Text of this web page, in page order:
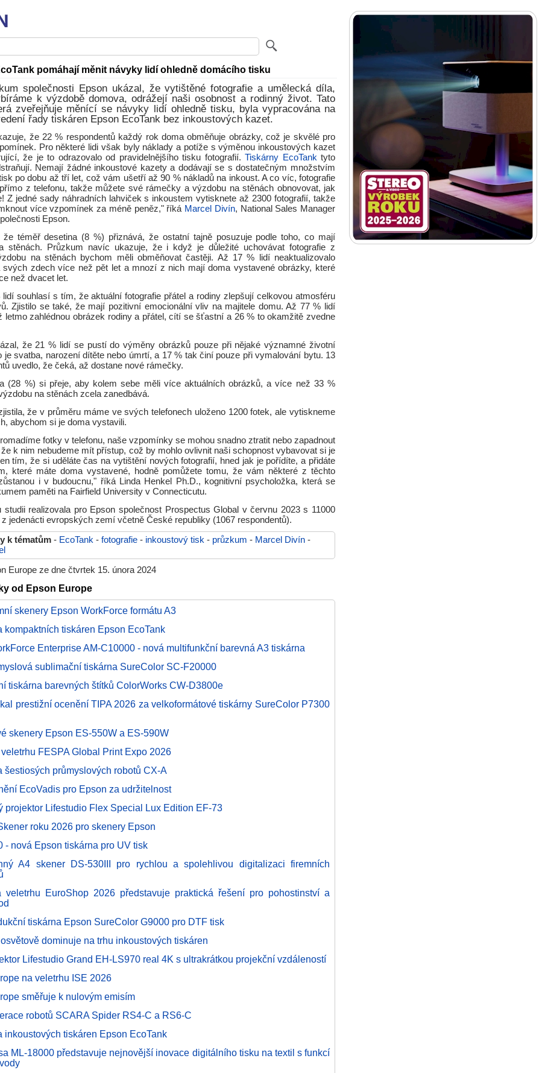
pomáhají měnit návyky lidí ohledně domácího tisku
společnosti Epson ukázal, že vytištěné fotografie a umělecká díla,
k výzdobě domova, odrážejí naši osobnost a rodinný život. Tato
zveřejňuje měnící se návyky lidí ohledně tisku, byla vypracována na
řady tiskáren Epson EcoTank bez inkoustových kazet.
že 22 % respondentů každý rok doma obměňuje obrázky, což je skvělé pro
Pro některé lidi však byly náklady a potíže s výměnou inkoustových kazet
že je to odrazovalo od pravidelnějšího tisku fotografií. Tiskárny EcoTank tyto
Nemají žádné inkoustové kazety a dodávají se s dostatečným množstvím
po dobu až tří let, což vám ušetří až 90 % nákladů na inkoust. A co víc, fotografie
z telefonu, takže můžete své rámečky a výzdobu na stěnách obnovovat, jak
Z jedné sady náhradních lahviček s inkoustem vytisknete až 2300 fotografií, takže
více vzpomínek za méně peněz," říká Marcel Divín, National Sales Manager
Epson.
že téměř desetina (8 %) přiznává, že ostatní tajně posuzuje podle toho, co mají
stěnách. Průzkum navíc ukazuje, že i když je důležité uchovávat fotografie z
na stěnách bychom měli obměňovat častěji. Až 17 % lidí neaktualizovalo
svých zdech více než pět let a mnozí z nich mají doma vystavené obrázky, které
než dvacet let.
lidí souhlasí s tím, že aktuální fotografie přátel a rodiny zlepšují celkovou atmosféru
Zjistilo se také, že mají pozitivní emocionální vliv na majitele domu. Až 77 % lidí
letmo zahlédnou obrázek rodiny a přátel, cítí se šťastní a 26 % to okamžitě zvedne
že 21 % lidí se pustí do výměny obrázků pouze při nějaké významné životní
je svatba, narození dítěte nebo úmrtí, a 17 % tak činí pouze při vymalování bytu. 13
uvedlo, že čeká, až dostane nové rámečky.
(28 %) si přeje, aby kolem sebe měli více aktuálních obrázků, a více než 33 %
na stěnách zcela zanedbává.
že v průměru máme ve svých telefonech uloženo 1200 fotek, ale vytiskneme
abychom si je doma vystavili.
fotky v telefonu, naše vzpomínky se mohou snadno ztratit nebo zapadnout
k nim nebudeme mít přístup, což by mohlo ovlivnit naši schopnost vybavovat si je
tím, že si uděláte čas na vytištění nových fotografií, hned jak je pořídíte, a přidáte
které máte doma vystavené, hodně pomůžete tomu, že vám některé z těchto
i v budoucnu," říká Linda Henkel Ph.D., kognitivní psycholožka, která se
paměti na Fairfield University v Connecticutu.
studii realizovala pro Epson společnost Prospectus Global v červnu 2023 s 11000
z jedenácti evropských zemí včetně České republiky (1067 respondentů).
k tématům - EcoTank - fotografie - inkoustový tisk - průzkum - Marcel Divín -
Europe ze dne čtvrtek 15. února 2024
od Epson Europe
skenery Epson WorkForce formátu A3
kompaktních tiskáren Epson EcoTank
Enterprise AM-C10000 - nová multifunkční barevná A3 tiskárna
sublimační tiskárna SureColor SC-F20000
tiskárna barevných štítků ColorWorks CW-D3800e
prestižní ocenění TIPA 2026 za velkoformátové tiskárny SureColor P7300
skenery Epson ES-550W a ES-590W
FESPA Global Print Expo 2026
šestiosých průmyslových robotů CX-A
EcoVadis pro Epson za udržitelnost
projektor Lifestudio Flex Special Lux Edition EF-73
roku 2026 pro skenery Epson
- nová Epson tiskárna pro UV tisk
A4 skener DS-530III pro rychlou a spolehlivou digitalizaci firemních
veletrhu EuroShop 2026 představuje praktická řešení pro pohostinství a
tiskárna Epson SureColor G9000 pro DTF tisk
dominuje na trhu inkoustových tiskáren
Lifestudio Grand EH-LS970 real 4K s ultrakrátkou projekční vzdáleností
na veletrhu ISE 2026
směřuje k nulovým emisím
robotů SCARA Spider RS4-C a RS6-C
inkoustových tiskáren Epson EcoTank
ML-18000 představuje nejnovější inovace digitálního tisku na textil s funkcí